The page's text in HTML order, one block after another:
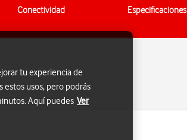
Conectividad Especificaciones
tu experiencia de
estos usos, pero podrás
Aquí puedes Ver